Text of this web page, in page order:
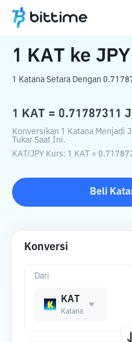
Beranda Konverter Kripto
1 KAT ke JPY
1 Katana Setara Dengan
1 KAT = 0.71787311
Konversikan 1 Katana Menjadi
Tukar Saat Ini.
KAT /JPY Kurs: 1 KAT =
Beli
Konversi
Dari
KAT
Katana